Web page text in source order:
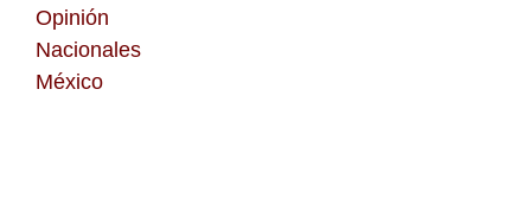
Opinión
Nacionales
México